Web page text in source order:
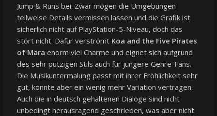
Jump & Runs bei. Zwar mögen die Umgebungen
teilweise Details vermissen lassen und die Grafik ist
sicherlich nicht auf PlayStation-5-Niveau, doch das
stört nicht. Dafür verströmt Koa and the Five Pirates
of Mara enorm viel Charme und eignet sich aufgrund
des sehr putzigen Stils auch für jüngere Genre-Fans.
Die Musikuntermalung passt mit ihrer Fröhlichkeit sehr
gut, könnte aber ein wenig mehr Variation vertragen.
Auch die in deutsch gehaltenen Dialoge sind nicht
unbedingt herausragend geschrieben, was aber nicht